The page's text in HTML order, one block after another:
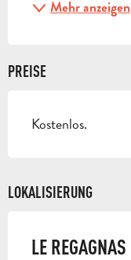
Mehr anzeigen
PREISE
Kostenlos.
LOKALISIERUNG
LE REGAGNAS